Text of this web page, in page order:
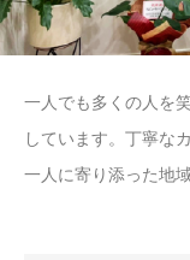
一人でも多くの人を
しています。丁寧な
一人に寄り添った地